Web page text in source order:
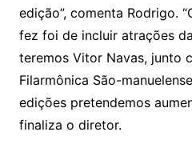
edição”, comenta Rodrigo.
fez foi de incluir atrações
teremos Vitor Navas, junto
Filarmônica São-
edições pretendemos
finaliza o diretor.